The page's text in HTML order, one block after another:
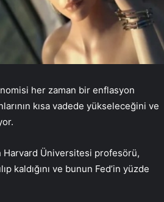
her zaman bir enflasyon
kısa vadede yükseleceğini ve
Harvard Üniversitesi profesörü,
kaldığını ve bunun Fed’in yüzde